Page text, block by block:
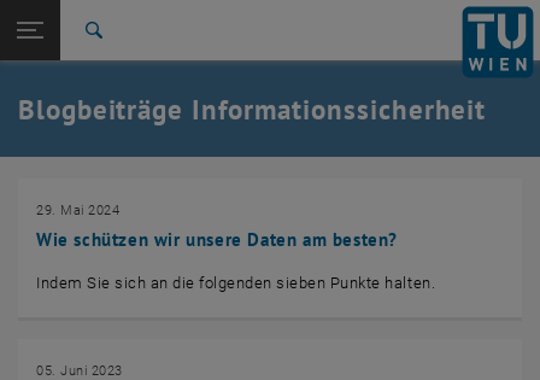
TU Login
Quicklinks
Quicklinks-Menü umschalten
Studium
Karriere
Zurück: Subseiten von Zentrale Bereiche auflisten
Zurück zur letzten Ebene:
Zentrale Bereiche
Information Security
Security Incident - Jänner 2026
Blogbeiträge Informationssicherheit
Wie schützen wir unsere Daten am besten?
29. Mai 2024
Indem Sie sich an die folgenden sieben Punkte halten.
05. Juni 2023